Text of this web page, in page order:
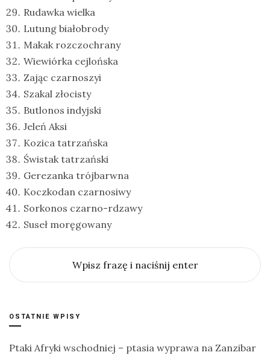
Rudawka wielka
Lutung białobrody
Makak rozczochrany
Wiewiórka cejlońska
Zając czarnoszyi
Szakal złocisty
Butlonos indyjski
Jeleń Aksi
Kozica tatrzańska
Świstak tatrzański
Gerezanka trójbarwna
Koczkodan czarnosiwy
Sorkonos czarno-rdzawy
Suseł moręgowany
OSTATNIE WPISY
Ptaki Afryki wschodniej – ptasia wyprawa na Zanzibar